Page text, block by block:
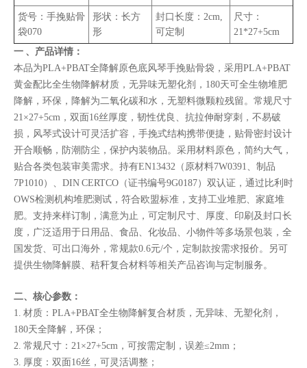
货号：手挽贴骨
袋070
形状：长方
形
封口长度：2cm,
可定制
尺寸：
21*27+5cm
一 、产品详情：
本品为PLA+PBAT全降解原色底风琴手挽贴骨袋，采用PLA+PBAT
黄金配比全生物降解材质，无异味无塑化剂，180天可全生物堆肥
降解，环保，降解为二氧化碳和水，无塑料微颗粒残留。常规尺寸
21×27+5cm，双面16丝厚度，韧性优良、抗拉伸耐穿刺，不易破
损，风琴式设计可灵活扩容，手挽式结构携带便捷，贴骨密封设计
开合顺畅，防潮防尘，保护内装物品。采用材料原色，简约大气，
贴合各类包装审美需求。持有EN13432（原材料7W0391、制品
7P1010）、DIN CERTCO（证书编号9G0187）双认证，通过比利时
OWS检测机构堆肥测试，符合欧盟标准，支持工业堆肥、家庭堆
肥。支持来样订制，满意为止，可定制尺寸、厚度、印刷及封口长
度，广泛适用于日用品、食品、化妆品、小物件等多场景包装，全
国发货、可出口海外，常规款0.6元/个，定制款按需求报价。另可
提供生物降解膜、秸秆复合材料等相关产品咨询与定制服务。
二、核心参数：
1. 材质：PLA+PBAT全生物降解复合材质，无异味、无塑化剂，
180天全降解，环保；
2. 常规尺寸：21×27+5cm，可按需定制，误差≤2mm；
3. 厚度：双面16丝，可灵活调整；